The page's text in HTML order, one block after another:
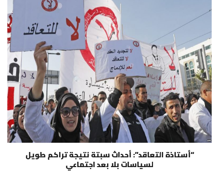
“أستاذة التعاقد”: أحداث سبتة نتيجة تراكم طويل
لسياسات بلا بعد اجتماعي